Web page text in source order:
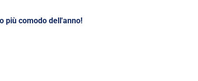
più comodo dell'anno!